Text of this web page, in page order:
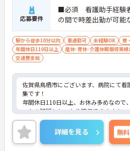
応募要件
■必須 看護助手経験
の間で時差出勤が可能
駅から徒歩10分以内 車通勤可 未経験OK 寮
年間休日110日以上
産休･育休･介護休暇取得実績
交通費支給
佐賀県鳥栖市にございます、病院にて看
集です！
年間休日110日以上、お休み多めなので
ートの時間もしっかり確保できます！
また、託児所や単身寮もございますので
就業しやすい環境です。
ご興味のある方は、マイナビ介護職まで
せください。
詳細を見る 無料